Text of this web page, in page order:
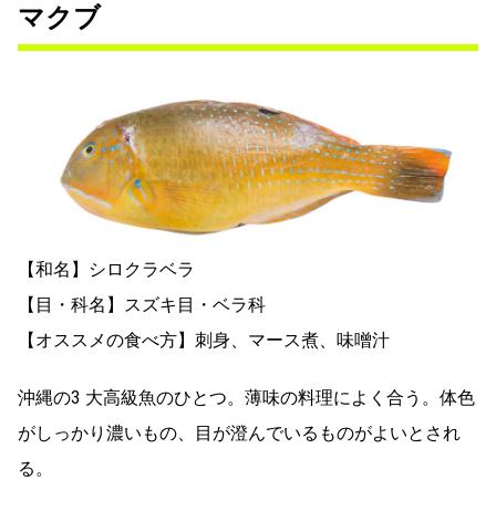
マクブ
【和名】シロクラベラ
【目・科名】スズキ目・ベラ科
【オススメの食べ方】刺身、マース煮、味噌汁
沖縄の3 大高級魚のひとつ。薄味の料理によく合う。体色
がしっかり濃いもの、目が澄んでいるものがよいとされ
る。